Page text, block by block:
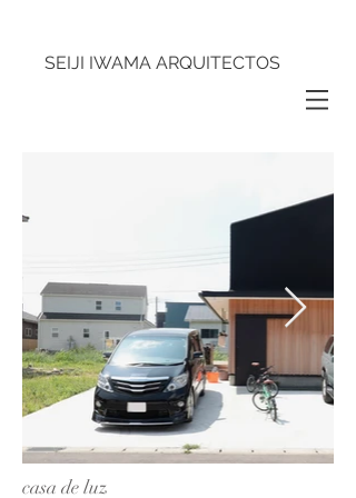
SEIJI IWAMA ARQUITECTOS
casa de luz